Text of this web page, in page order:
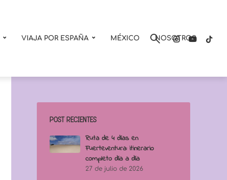
VIAJA POR ESPAÑA MÉXICO NOSOTROS
POST RECIENTES
Ruta de 4 días en
Fuerteventura: itinerario
completo día a día
27 de julio de 2026